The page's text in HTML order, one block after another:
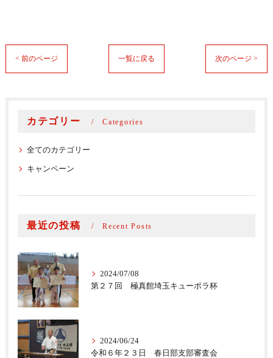
< 前のページ 一覧に戻る 次のページ >
カテゴリー Categories
全てのカテゴリー
キャンペーン
最近の投稿 Recent Posts
2024/07/08
第２７回 極真館埼玉キューポラ杯
2024/06/24
令和６年２３日 春日部支部審査会